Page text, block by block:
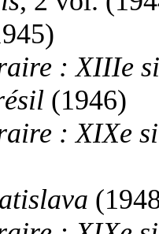
: XIIIe
(1946)
: XIXe